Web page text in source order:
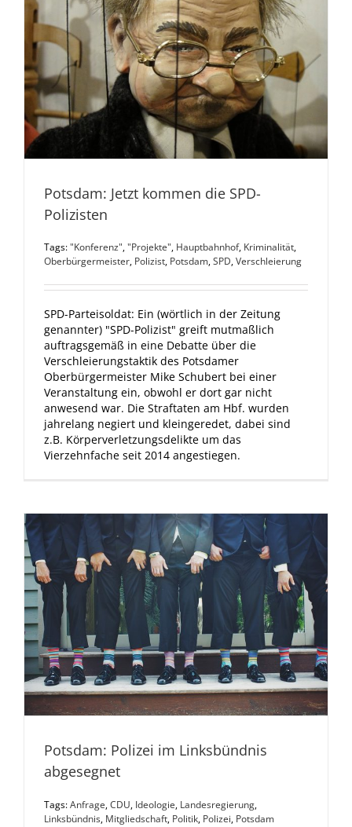
Potsdam: Jetzt kommen die SPD-
Polizisten
Tags:"Konferenz","Projekte", Hauptbahnhof, Kriminalität,
Oberbürgermeister, Polizist, Potsdam,SPD,Verschleierung
SPD-Parteisoldat: Ein (wörtlich in der Zeitung
genannter) "SPD-Polizist" greift mutmaßlich
auftragsgemäß in eine Debatte über die
Verschleierungstaktik des Potsdamer
Oberbürgermeister Mike Schubert bei einer
Veranstaltung ein, obwohl er dort gar nicht
anwesend war. Die Straftaten am Hbf. wurden
jahrelang negiert und kleingeredet, dabei sind
z.B. Körperverletzungsdelikte um das
Vierzehnfache seit 2014 angestiegen.
Potsdam: Polizei im Linksbündnis
abgesegnet
Tags:Anfrage,CDU, Ideologie, Landesregierung,
Linksbündnis, Mitgliedschaft, Politik, Polizei, Potsdam